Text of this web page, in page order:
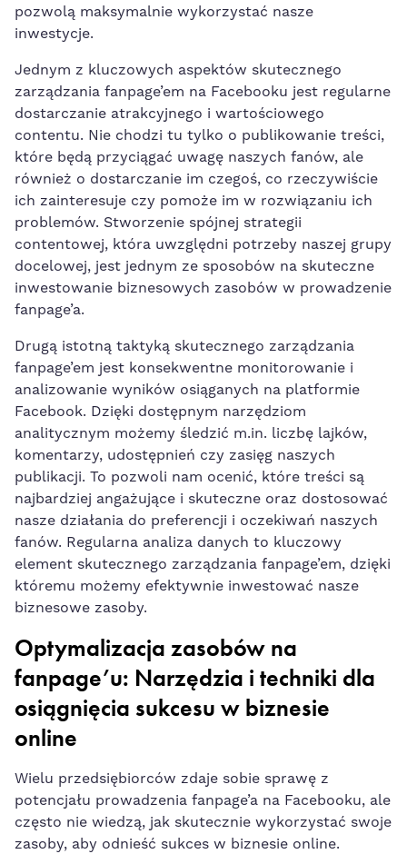
pozwolą maksymalnie wykorzystać​ nasze
inwestycje.
Jednym z kluczowych aspektów‌ skutecznego
zarządzania fanpage’em na Facebooku jest regularne
dostarczanie atrakcyjnego i wartościowego
contentu. Nie chodzi tu ‍tylko o ​publikowanie treści,
które będą przyciągać uwagę naszych fanów, ale
również o dostarczanie im czegoś, co rzeczywiście
ich zainteresuje czy pomoże im w rozwiązaniu ich
problemów. Stworzenie spójnej strategii
contentowej, która uwzględni potrzeby naszej grupy
docelowej, jest jednym ze sposobów ⁣na ‌skuteczne
inwestowanie​ biznesowych zasobów w prowadzenie
fanpage’a.
Drugą istotną taktyką skutecznego ‌zarządzania
fanpage’em jest konsekwentne monitorowanie i
analizowanie wyników osiąganych na platformie
Facebook. Dzięki dostępnym narzędziom
analitycznym możemy śledzić​ m.in. liczbę lajków,
komentarzy, udostępnień czy zasięg naszych
publikacji. To pozwoli nam ocenić, które treści są
najbardziej angażujące i skuteczne oraz dostosować
nasze działania do preferencji i oczekiwań naszych
fanów. Regularna analiza danych to kluczowy
element‌ skutecznego zarządzania fanpage’em, dzięki​
któremu możemy efektywnie inwestować nasze
biznesowe zasoby.
Optymalizacja zasobów na
fanpage’u: Narzędzia i techniki dla
osiągnięcia sukcesu​ w biznesie
online
Wielu przedsiębiorców zdaje sobie sprawę z
potencjału prowadzenia fanpage’a na Facebooku, ale
często nie wiedzą, jak skutecznie wykorzystać swoje
zasoby,‌ aby odnieść sukces w ⁤biznesie online.